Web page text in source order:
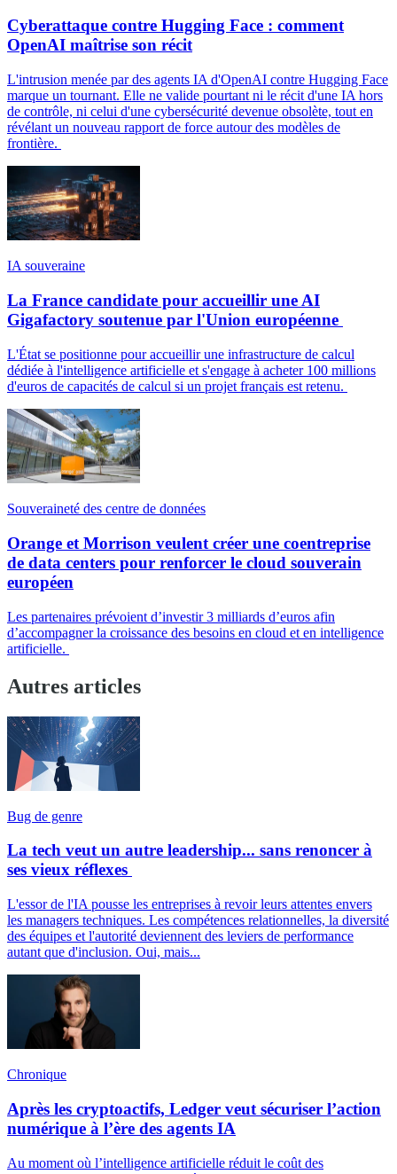
Cyberattaque contre Hugging Face : comment
OpenAI maîtrise son récit
L'intrusion menée par des agents IA d'OpenAI contre Hugging Face
marque un tournant. Elle ne valide pourtant ni le récit d'une IA hors
de contrôle, ni celui d'une cybersécurité devenue obsolète, tout en
révélant un nouveau rapport de force autour des modèles de
frontière.
IA souveraine
La France candidate pour accueillir une AI
Gigafactory soutenue par l'Union européenne
L'État se positionne pour accueillir une infrastructure de calcul
dédiée à l'intelligence artificielle et s'engage à acheter 100 millions
d'euros de capacités de calcul si un projet français est retenu.
Souveraineté des centre de données
Orange et Morrison veulent créer une coentreprise
de data centers pour renforcer le cloud souverain
européen
Les partenaires prévoient d’investir 3 milliards d’euros afin
d’accompagner la croissance des besoins en cloud et en intelligence
artificielle.
Autres articles
Bug de genre
La tech veut un autre leadership... sans renoncer à
ses vieux réflexes
L'essor de l'IA pousse les entreprises à revoir leurs attentes envers
les managers techniques. Les compétences relationnelles, la diversité
des équipes et l'autorité deviennent des leviers de performance
autant que d'inclusion. Oui, mais...
Chronique
Après les cryptoactifs, Ledger veut sécuriser l’action
numérique à l’ère des agents IA
Au moment où l’intelligence artificielle réduit le coût des